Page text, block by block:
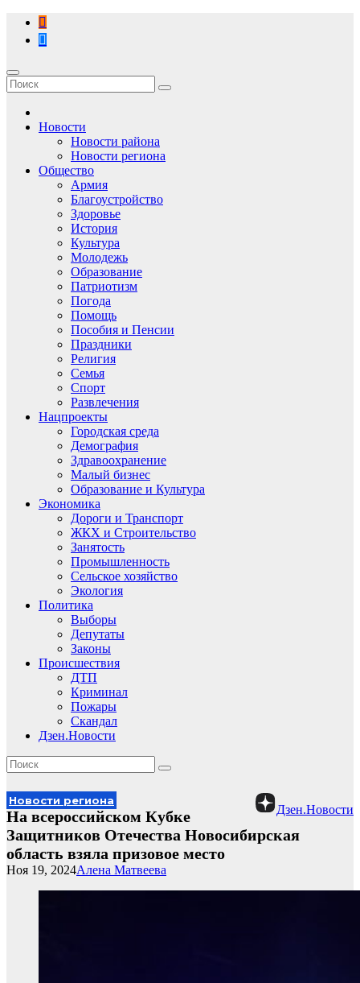
Перейти
содержимому
Новости
Новости района
Новости региона
Общество
Армия
Благоустройство
Здоровье
История
Культура
Молодежь
Образование
Патриотизм
Погода
Помощь
Пособия и Пенсии
Праздники
Религия
Семья
Спорт
Развлечения
Нацпроекты
Городская среда
Демография
Здравоохранение
Малый бизнес
Образование и Культура
Экономика
Дороги и Транспорт
ЖКХ и Строительство
Занятость
Промышленность
Сельское хозяйство
Экология
Политика
Выборы
Депутаты
Законы
Происшествия
ДТП
Криминал
Пожары
Скандал
Дзен.Новости
Дзен.Новости
Новости региона
На всероссийском Кубке
Защитников Отечества Новосибирская
область взяла призовое место
Алена Матвеева
Ноя 19, 2024